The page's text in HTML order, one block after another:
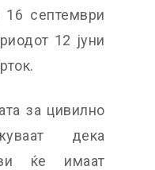
16 септември
12 јуни
за цивилно
дека
ќе имаат